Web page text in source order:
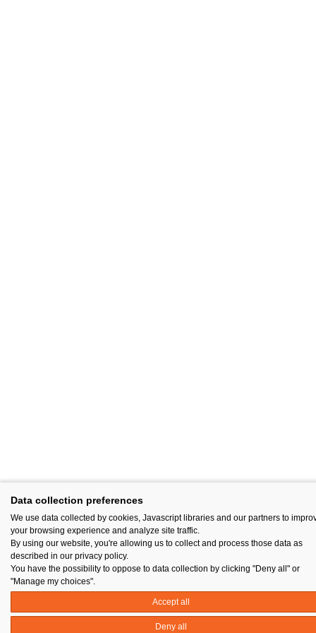
Data collection preferences
We use data collected by cookies, Javascript libraries and our partners to
your browsing experience and analyze site traffic.
By using our website, you're allowing us to collect and process those data as
described in our privacy policy.
You have the possibility to oppose to data collection by clicking "Deny all" or
"Manage my choices".
Accept all
Deny all